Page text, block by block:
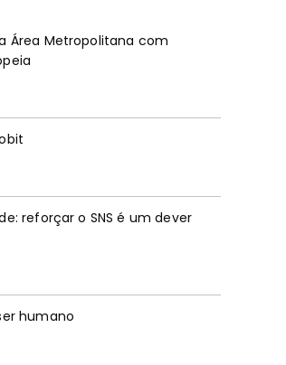
Área Metropolitana com
reforçar o SNS é um dever
humano